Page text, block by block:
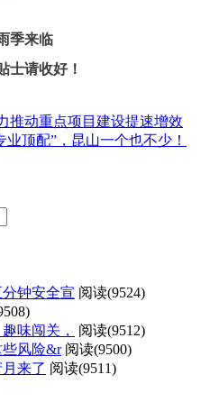
季来临
士请收好！
推动重点项目建设提速增效
业顶配”，昆山一个也不少！
钟安全宣 阅读(9524)
味闯关，
阅读(9512)
风险&r 阅读(9500)
来了 阅读(9511)